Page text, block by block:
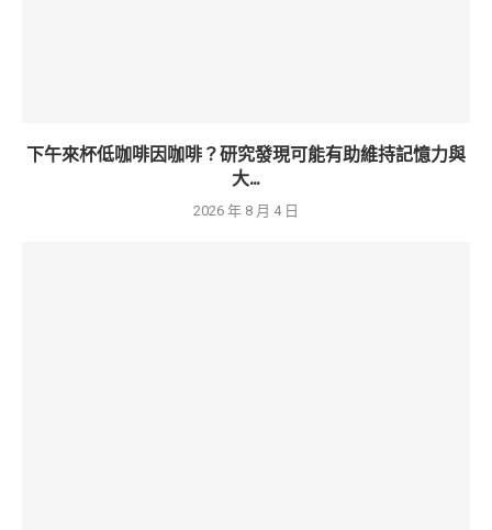
下午來杯低咖啡因咖啡？研究發現可能有助維持記憶力與
大...
2026 年 8 月 4 日